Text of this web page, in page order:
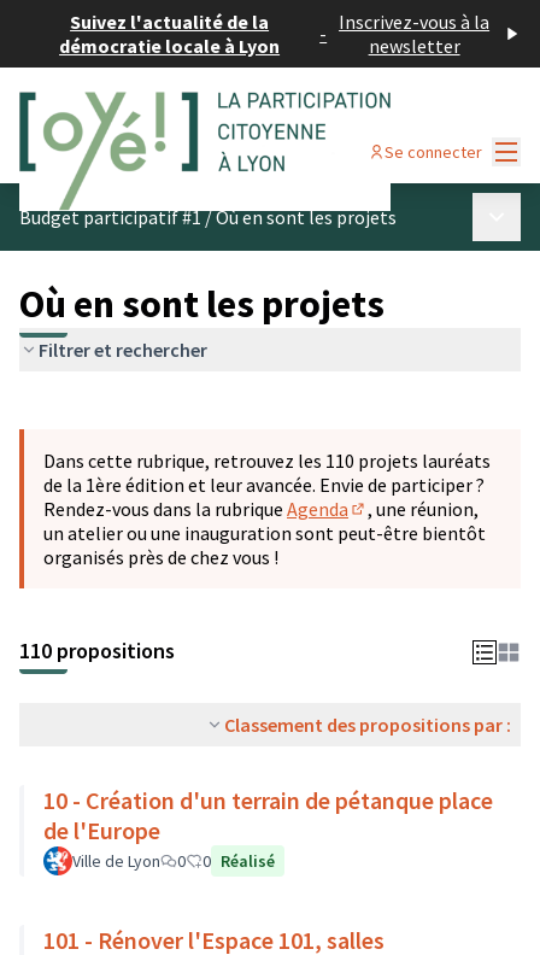
Suivez l'actualité de la
démocratie locale à Lyon
- Inscrivez-vous à la
newsletter
Se connecter
Budget participatif #1/Où en sont les projets
Où en sont les projets
Filtrer et rechercher
−
Dans cette rubrique, retrouvez les 110 projets lauréats
de la 1ère édition et leur avancée. Envie de participer ?
Rendez-vous dans la rubrique Agenda
(S'ouvre dans un
, une réunion,
un atelier ou une inauguration sont peut-être bientôt
organisés près de chez vous !
110 propositions
Classement des propositions par :
10 - Création d'un terrain de pétanque place
de l'Europe
Ville de Lyon 0 0 Réalisé
101 - Rénover l'Espace 101, salles